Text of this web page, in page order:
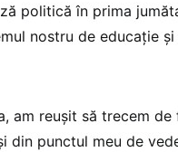
politică în prima
nostru de educație
am reușit să trecem de
din punctul meu de